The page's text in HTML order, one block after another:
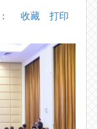
收藏 打印